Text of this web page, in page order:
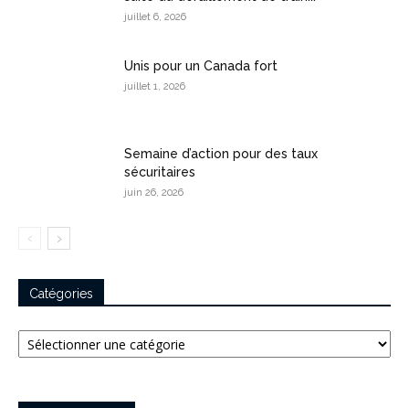
juillet 6, 2026
Unis pour un Canada fort
juillet 1, 2026
Semaine d’action pour des taux
sécuritaires
juin 26, 2026
Catégories
Catégories